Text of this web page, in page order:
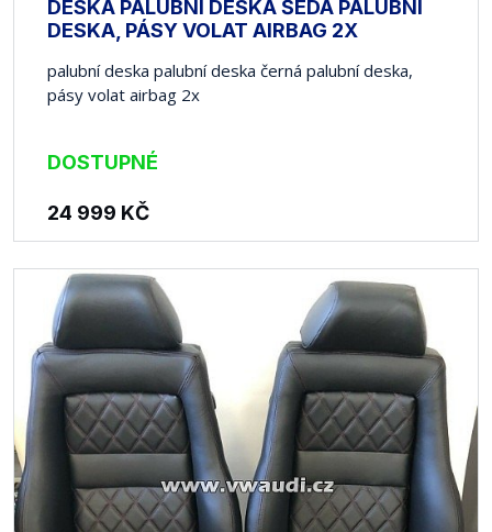
DESKA PALUBNÍ DESKA ŠEDÁ PALUBNÍ
DESKA, PÁSY VOLAT AIRBAG 2X
palubní deska palubní deska černá palubní deska,
pásy volat airbag 2x
DOSTUPNÉ
24 999 KČ